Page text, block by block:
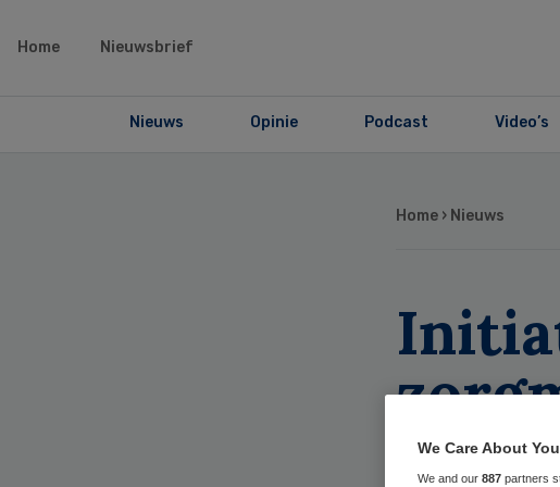
Home Nieuwsbrief
Nieuws Opinie Podcast Video’s
Home › Nieuws
We Care About
We and our 887 partners